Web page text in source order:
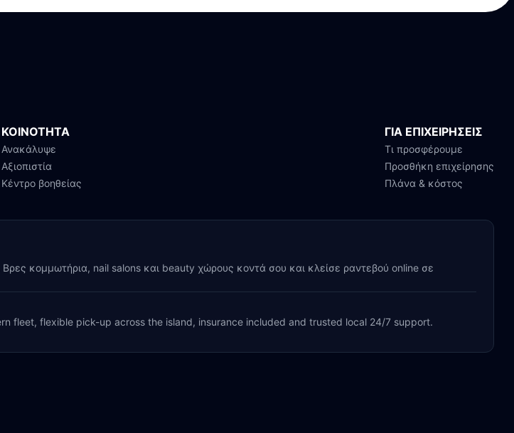
ΚΟΙΝΟΤΗΤΑ
Ανακάλυψε
Αξιοπιστία
Κέντρο βοηθείας
ΓΙΑ ΕΠΙΧΕΙΡΗΣΕΙΣ
Τι προσφέρουμε
Προσθήκη επιχείρησης
Πλάνα & κόστος
κομμωτήρια, nail salons και beauty χώρους κοντά σου και κλείσε ραντεβού online σε
fleet, flexible pick-up across the island, insurance included and trusted local 24/7 support.